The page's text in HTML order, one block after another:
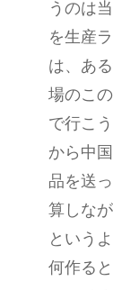
うのは
を生産
は、あ
場のこ
で行こ
から中
品を送
算しな
という
何作る